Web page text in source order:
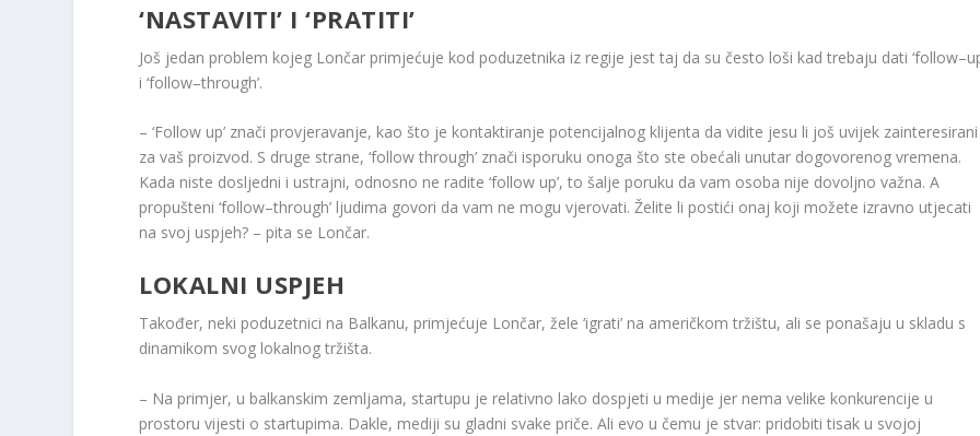
‘NASTAVITI’ I ‘PRATITI’
Još jedan problem kojeg Lončar primjećuje kod poduzetnika iz regije jest taj da su često loši kad trebaju dati
i ‘follow–through’.
– ‘Follow up’ znači provjeravanje, kao što je kontaktiranje potencijalnog klijenta da vidite jesu li još uvijek zainteresirani
za vaš proizvod. S druge strane, ‘follow through’ znači isporuku onoga što ste obećali unutar dogovorenog vremena.
Kada niste dosljedni i ustrajni, odnosno ne radite ‘follow up’, to šalje poruku da vam osoba nije dovoljno važna. A
propušteni ‘follow–through’ ljudima govori da vam ne mogu vjerovati. Želite li postići onaj koji možete izravno utjecati
na svoj uspjeh? – pita se Lončar.
LOKALNI USPJEH
Također, neki poduzetnici na Balkanu, primjećuje Lončar, žele ‘igrati’ na američkom tržištu, ali se ponašaju u skladu s
dinamikom svog lokalnog tržišta.
– Na primjer, u balkanskim zemljama, startupu je relativno lako dospjeti u medije jer nema velike konkurencije u
prostoru vijesti o startupima. Dakle, mediji su gladni svake priče. Ali evo u čemu je stvar: pridobiti tisak u svojoj